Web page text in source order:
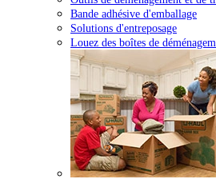
Bande adhésive d'emballage
Solutions d'entreposage
Louez des boîtes de